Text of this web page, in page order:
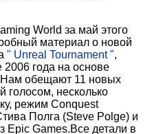
World за май этого
материал о новой
" Unreal Tournament ",
2006 года на основе
Нам обещают 11 новых
голосом, несколько
режим Conquest
Полга (Steve Polge) и
Epic Games.Все детали в